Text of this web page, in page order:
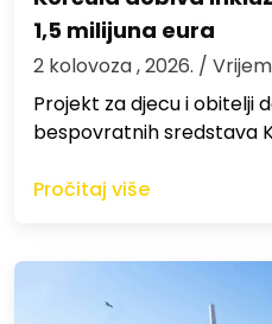
1,5 milijuna eura
2 kolovoza , 2026. /
Projekt za djecu i obitelji
bespovratnih sredstava
Pročitaj više